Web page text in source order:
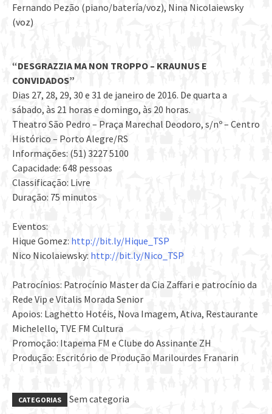
Fernando Pezão (piano/batería/voz), Nina Nicolaiewsky
(voz)
“DESGRAZZIA MA NON TROPPO – KRAUNUS E
CONVIDADOS”
Dias 27, 28, 29, 30 e 31 de janeiro de 2016. De quarta a
sábado, às 21 horas e domingo, às 20 horas.
Theatro São Pedro – Praça Marechal Deodoro, s/nº – Centro
Histórico – Porto Alegre/RS
Informações: (51) 3227 5100
Capacidade: 648 pessoas
Classificação: Livre
Duração: 75 minutos
Eventos:
Hique Gomez: http://bit.ly/Hique_TSP
Nico Nicolaiewsky: http://bit.ly/Nico_TSP
Patrocínios: Patrocínio Master da Cia Zaffari e patrocínio da
Rede Vip e Vitalis Morada Senior
Apoios: Laghetto Hotéis, Nova Imagem, Ativa, Restaurante
Michelello, TVE FM Cultura
Promoção: Itapema FM e Clube do Assinante ZH
Produção: Escritório de Produção Marilourdes Franarin
CATEGORIAS Sem categoria